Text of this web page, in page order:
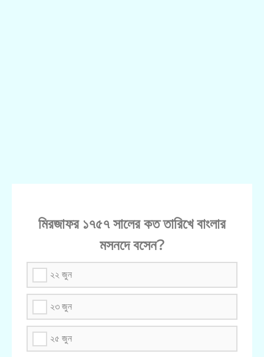
মিরজাফর ১৭৫৭ সালের কত তারিখে বাংলার
মসনদে বসেন?
২২ জুন
২৩ জুন
২৫ জুন